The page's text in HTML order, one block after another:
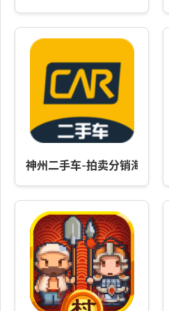
神州二手车-拍卖分销海量车源